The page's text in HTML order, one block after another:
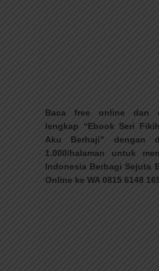
Baca free online dan
lengkap “Ebook Seri
Aku Berhaji” dengan
1.000/halaman untuk
Indonesia Berbagi Sejuta
Online ke WA 0815 6148